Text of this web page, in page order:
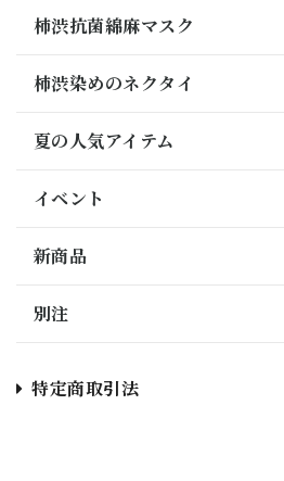
柿渋抗菌綿麻マスク
柿渋染めのネクタイ
夏の人気アイテム
イベント
新商品
別注
特定商取引法